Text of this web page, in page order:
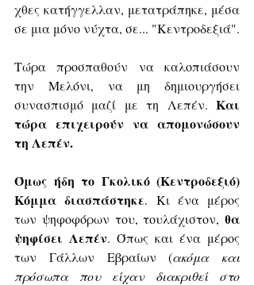
χθες κατήγγελλαν, μετατράπηκε, μέσα
σε μια μόνο νύχτα, σε... "Κεντροδεξιά".
Τώρα προσπαθούν να καλοπιάσουν
την Μελόνι, να μη δημιουργήσει
συνασπισμό μαζί με τη Λεπέν. Και
τώρα επιχειρούν να απομονώσουν
τη Λεπέν.
Όμως ήδη το Γκολικό (Κεντροδεξιό)
Κόμμα διασπάστηκε. Κι ένα μέρος
των ψηφοφόρων του, τουλάχιστον, θα
ψηφίσει Λεπέν. Όπως και ένα μέρος
των Γάλλων Εβραίων (ακόμα και
πρόσωπα που είχαν διακριθεί στο